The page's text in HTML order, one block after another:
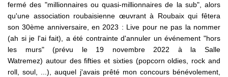
fermé des "millionnaires ou quasi-millionnaires de la sub", alors
qu'une association roubaisienne œuvrant à Roubaix qui fêtera
son 30ème anniversaire, en 2023 : Live pour ne pas la nommer
(ah si je l'ai fait), a été contrainte d'annuler un événement "hors
les murs" (prévu le 19 novembre 2022 à la Salle
Watremez) autour des fifties et sixties (popcorn oldies, rock and
roll, soul, ...), auquel j'avais prêté mon concours bénévolement,